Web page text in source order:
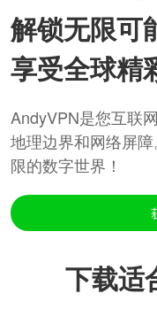
解锁无限可
享受全球精
AndyVPN是您互联
地理边界和网络屏
限的数字世界！
下载适